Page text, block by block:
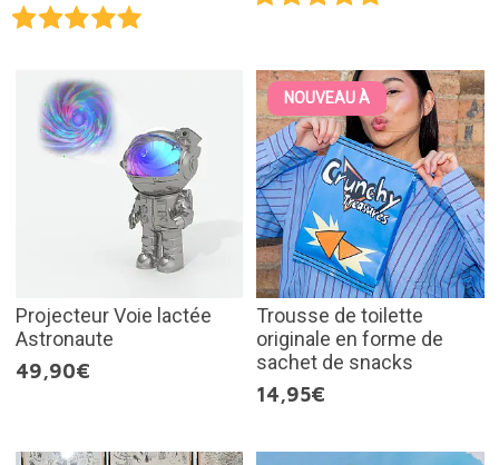
Projecteur Voie lactée
Astronaute
49,90€
NOUVEAU À
Trousse de toilette
originale en forme de
sachet de snacks
14,95€